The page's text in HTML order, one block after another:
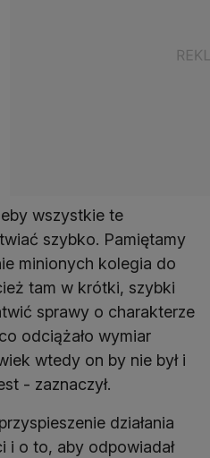
wszystkie te
szybko. Pamiętamy
minionych kolegia do
tam w krótki, szybki
sprawy o charakterze
odciążało wymiar
wtedy on by nie był i
- zaznaczył.
działania
i o to, aby odpowiadał